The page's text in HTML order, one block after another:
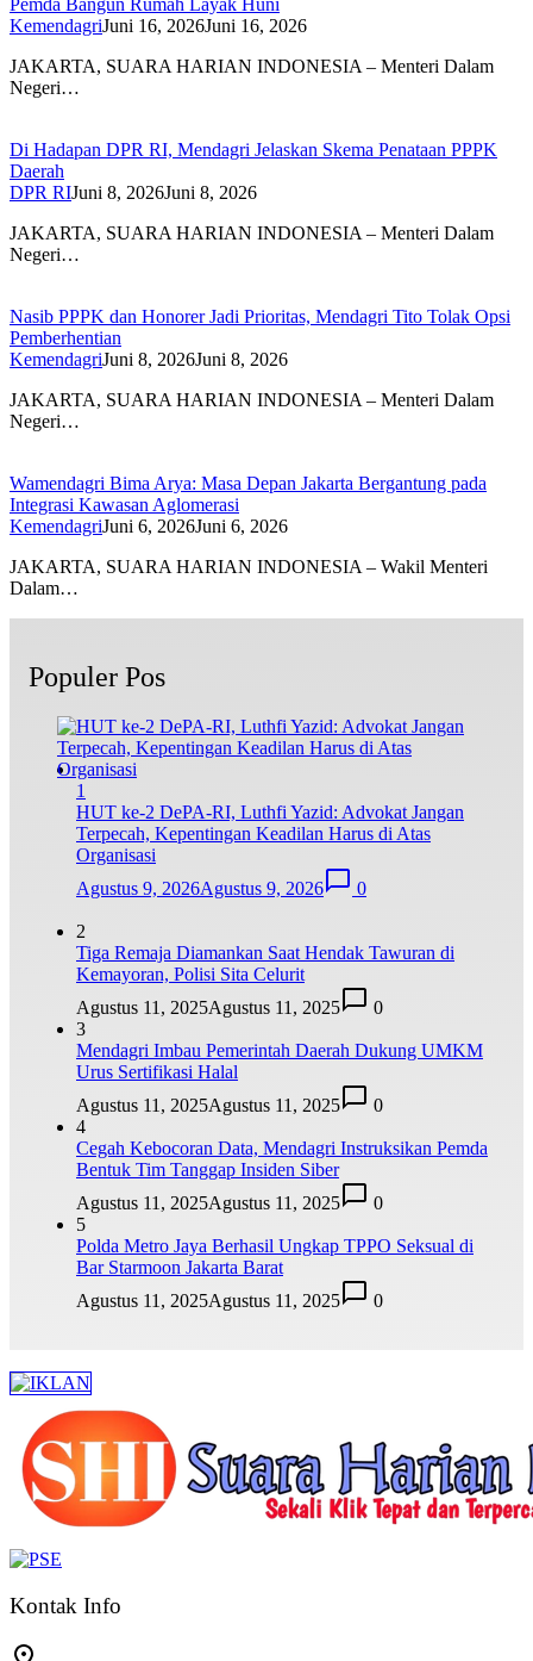
KemendagriJuni 16, 2026Juni 16, 2026
JAKARTA, SUARA HARIAN INDONESIA – Menteri Dalam
Negeri…
Di Hadapan DPR RI, Mendagri Jelaskan Skema Penataan PPPK
Daerah
DPR RIJuni 8, 2026Juni 8, 2026
JAKARTA, SUARA HARIAN INDONESIA – Menteri Dalam
Negeri…
Nasib PPPK dan Honorer Jadi Prioritas, Mendagri Tito Tolak Opsi
Pemberhentian
KemendagriJuni 8, 2026Juni 8, 2026
JAKARTA, SUARA HARIAN INDONESIA – Menteri Dalam
Negeri…
Wamendagri Bima Arya: Masa Depan Jakarta Bergantung pada
Integrasi Kawasan Aglomerasi
KemendagriJuni 6, 2026Juni 6, 2026
JAKARTA, SUARA HARIAN INDONESIA – Wakil Menteri
Dalam…
Populer Pos
1
HUT ke-2 DePA-RI, Luthfi Yazid: Advokat Jangan
Terpecah, Kepentingan Keadilan Harus di Atas
Organisasi
Agustus 9, 2026Agustus 9, 2026 0
2
Tiga Remaja Diamankan Saat Hendak Tawuran di
Kemayoran, Polisi Sita Celurit
Agustus 11, 2025Agustus 11, 2025
0
3
Mendagri Imbau Pemerintah Daerah Dukung UMKM
Urus Sertifikasi Halal
Agustus 11, 2025Agustus 11, 2025
0
4
Cegah Kebocoran Data, Mendagri Instruksikan Pemda
Bentuk Tim Tanggap Insiden Siber
Agustus 11, 2025Agustus 11, 2025
0
5
Polda Metro Jaya Berhasil Ungkap TPPO Seksual di
Bar Starmoon Jakarta Barat
Agustus 11, 2025Agustus 11, 2025 0
Kontak Info